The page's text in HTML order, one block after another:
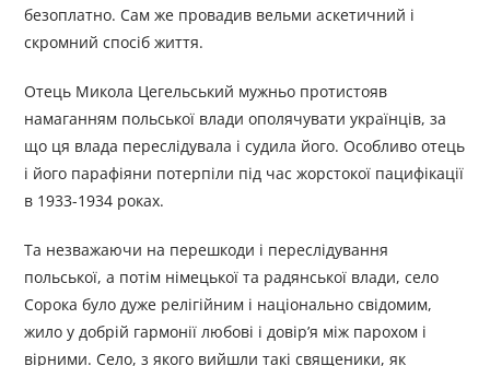
безоплатно. Сам же провадив вельми аскетичний і
скромний спосіб життя.
Отець Микола Цегельський мужньо протистояв
намаганням польської влади ополячувати українців, за
що ця влада переслідувала і судила його. Особливо отець
і його парафіяни потерпіли під час жорстокої пацифікації
в 1933-1934 роках.
Та незважаючи на перешкоди і переслідування
польської, а потім німецької та радянської влади, село
Сорока було дуже релігійним і національно свідомим,
жило у добрій гармонії любові і довір’я між парохом і
вірними. Село, з якого вийшли такі священики, як